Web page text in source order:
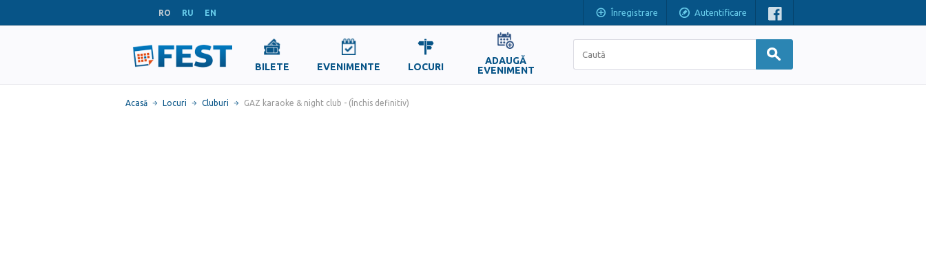
RO RU EN Înregistrare Autentificare
BILETE EVENIMENTE LOCURI
ADAUGĂ
EVENIMENT
Acasă Locuri Cluburi GAZ karaoke & night club - (Închis definitiv)